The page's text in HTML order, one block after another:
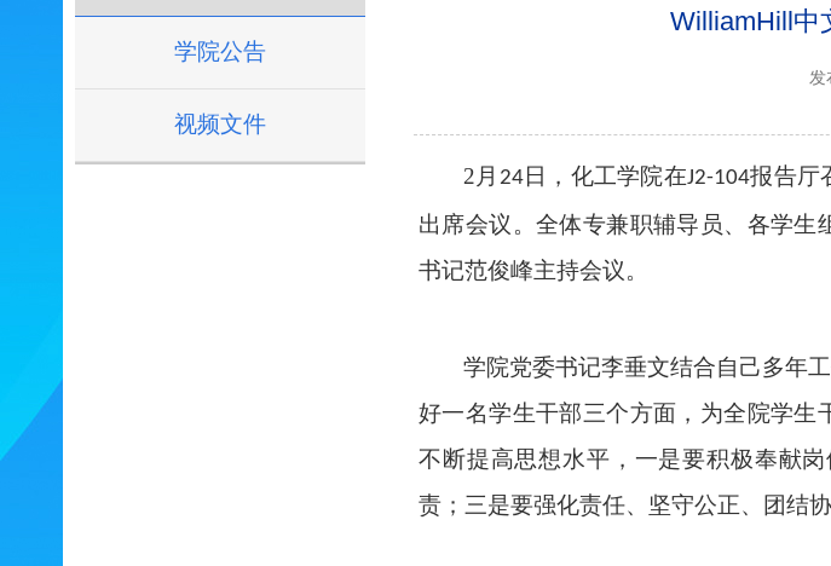
学院公告
视频文件
WilliamHill中
发
2 月 24日，化工学院在J2-104报告厅
出席会议。全体专兼职辅导员、 各学生
书记范俊峰主持会议。
学院党委书记李垂文结合自己多年
好一名学生干部三个方面，为全院学生
不断提高思想水平，一是要积极奉献
责；三是要强化责任、坚守公正、团结